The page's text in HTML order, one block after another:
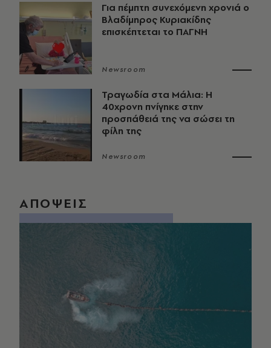
Για πέμπτη συνεχόμενη χρονιά ο
Βλαδίμηρος Κυριακίδης
επισκέπτεται το ΠΑΓΝΗ
Newsroom
Τραγωδία στα Μάλια: Η
40χρονη πνίγηκε στην
προσπάθειά της να σώσει τη
φίλη της
Newsroom
ΑΠΟΨΕΙΣ